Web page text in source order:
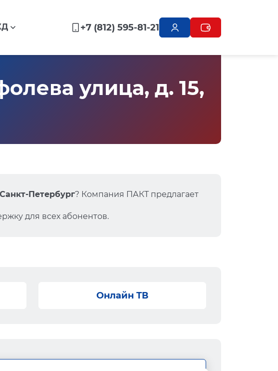
+7 (812) 595-81-21
улица, д. 15,
Петербург? Компания ПАКТ предлагает
для всех абонентов.
Онлайн ТВ